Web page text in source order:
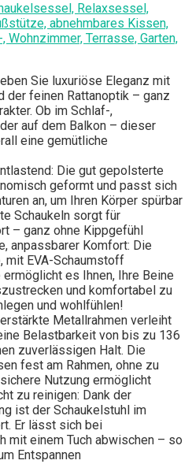
Relaxsessel,
abnehmbares Kissen,
Terrasse, Garten,
Sie luxuriöse Eleganz mit
der feinen Rattanoptik – ganz
Ob im Schlaf-,
auf dem Balkon – dieser
eine gemütliche
Die gut gepolsterte
geformt und passt sich
an, um Ihren Körper spürbar
Schaukeln sorgt für
– ganz ohne Kippgefühl
anpassbarer Komfort: Die
mit EVA-Schaumstoff
es Ihnen, Ihre Beine
und komfortabel zu
und wohlfühlen!
Metallrahmen verleiht
Belastbarkeit von bis zu 136
zuverlässigen Halt. Die
fest am Rahmen, ohne zu
Nutzung ermöglicht
zu reinigen: Dank der
ist der Schaukelstuhl im
Er lässt sich bei
mit einem Tuch abwischen – so
Entspannen